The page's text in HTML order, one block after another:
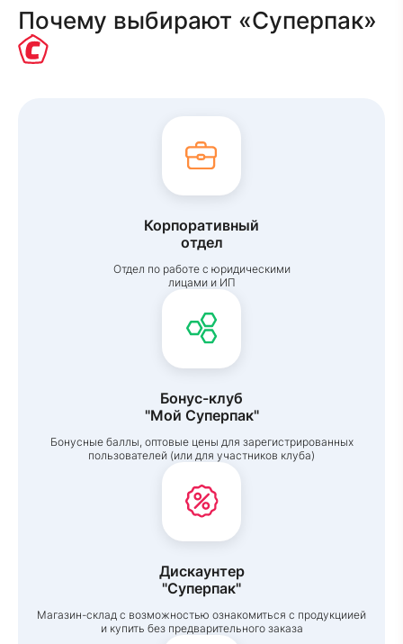
Почему выбирают «Суперпак»
Корпоративный
отдел
Отдел по работе с юридическими
лицами и ИП
Бонус-клуб
"Мой Суперпак"
Бонусные баллы, оптовые цены для зарегистрированных
пользователей (или для участников клуба)
Дискаунтер
"Суперпак"
Магазин-склад с возможностью ознакомиться с продукциией
и купить без предварительного заказа